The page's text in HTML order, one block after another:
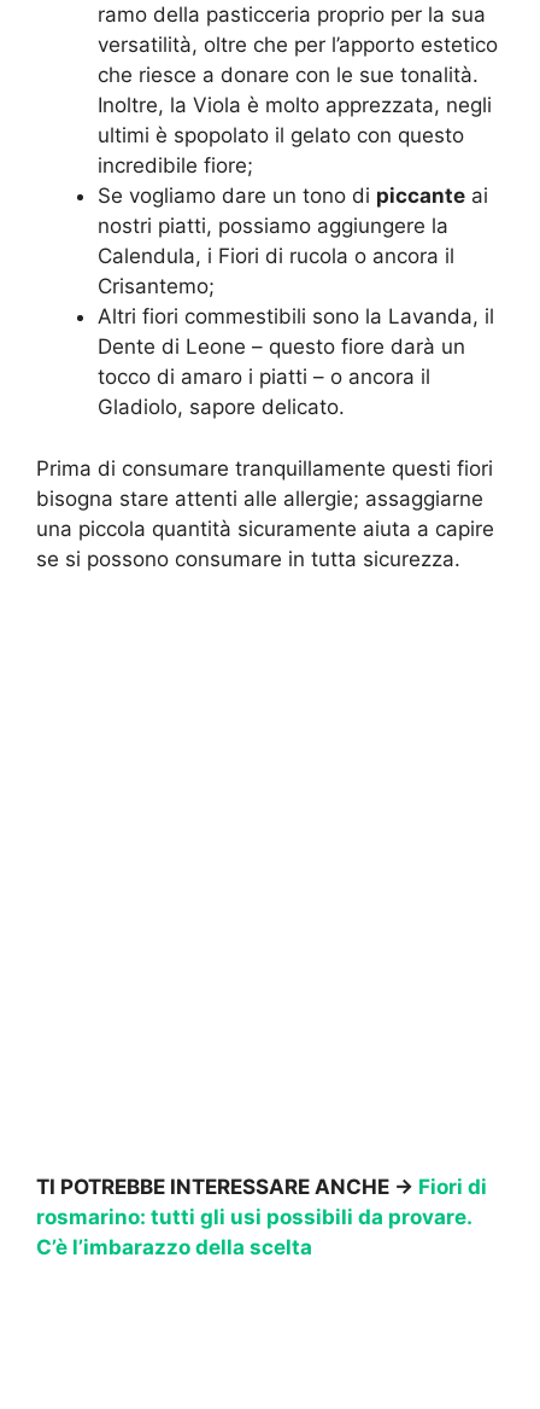
ramo della pasticceria proprio per la sua
versatilità, oltre che per l’apporto estetico
che riesce a donare con le sue tonalità.
Inoltre, la Viola è molto apprezzata, negli
ultimi è spopolato il gelato con questo
incredibile fiore;
Se vogliamo dare un tono di piccante ai
nostri piatti, possiamo aggiungere la
Calendula, i Fiori di rucola o ancora il
Crisantemo;
Altri fiori commestibili sono la Lavanda, il
Dente di Leone – questo fiore darà un
tocco di amaro i piatti – o ancora il
Gladiolo, sapore delicato.
Prima di consumare tranquillamente questi fiori
bisogna stare attenti alle allergie; assaggiarne
una piccola quantità sicuramente aiuta a capire
se si possono consumare in tutta sicurezza.
TI POTREBBE INTERESSARE ANCHE -> Fiori di
rosmarino: tutti gli usi possibili da provare.
C’è l’imbarazzo della scelta